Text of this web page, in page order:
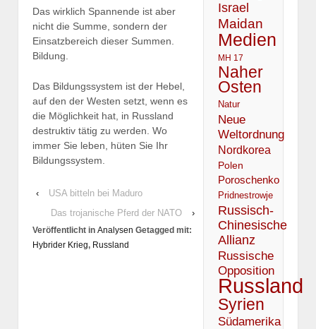
Das wirklich Spannende ist aber
nicht die Summe, sondern der
Einsatzbereich dieser Summen.
Bildung.
Das Bildungssystem ist der Hebel,
auf den der Westen setzt, wenn es
die Möglichkeit hat, in Russland
destruktiv tätig zu werden. Wo
immer Sie leben, hüten Sie Ihr
Bildungssystem.
‹
USA bitteln bei Maduro
Das trojanische Pferd der NATO
›
Veröffentlicht in Analysen Getagged mit:
Hybrider Krieg, Russland
Israel
Maidan
Medien
MH 17
Naher
Osten
Natur
Neue
Weltordnung
Nordkorea
Polen
Poroschenko
Pridnestrowje
Russisch-
Chinesische
Allianz
Russische
Opposition
Russland
Syrien
Südamerika